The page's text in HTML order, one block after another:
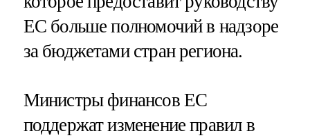
ЕС больше полномочий в надзоре
за бюджетами стран региона.
Министры финансов ЕС
поддержат изменение правил в